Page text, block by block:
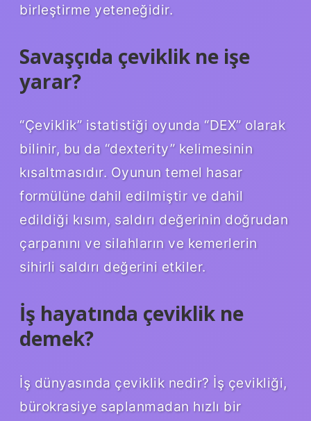
birleştirme yeteneğidir.
Savaşçıda çeviklik ne işe
yarar?
“Çeviklik” istatistiği oyunda “DEX” olarak
bilinir, bu da “dexterity” kelimesinin
kısaltmasıdır. Oyunun temel hasar
formülüne dahil edilmiştir ve dahil
edildiği kısım, saldırı değerinin doğrudan
çarpanını ve silahların ve kemerlerin
sihirli saldırı değerini etkiler.
İş hayatında çeviklik ne
demek?
İş dünyasında çeviklik nedir? İş çevikliği,
bürokrasiye saplanmadan hızlı bir